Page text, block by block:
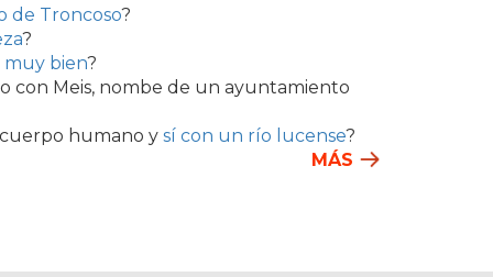
de Troncoso?
?
muy bien?
con Meis, nombe de un ayuntamiento
humano y sí con un río lucense?
MÁS